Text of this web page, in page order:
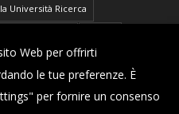
Università Ricerca
Web per offrirti
le tue preferenze. È
per fornire un consenso